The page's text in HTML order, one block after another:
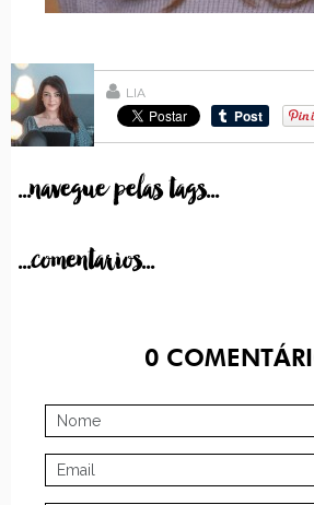
LIA
...navegue pelas tags...
...comentarios...
0